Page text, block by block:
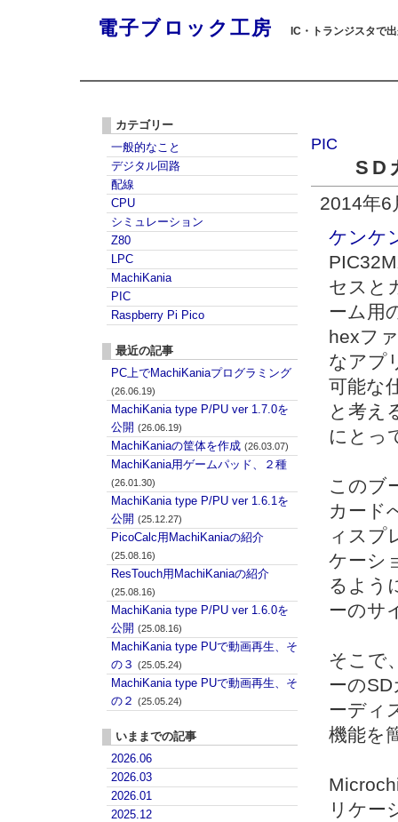
電子ブロック工房 IC・トランジスタで
PIC
SD
2014年6
ケンケ
セスと
ーム用
hexフ
なアプ
可能な
と考え
にとっ
このブ
カード
ィスプ
ケーシ
るよう
ーのサ
そこで
ーの
ーディ
機能を
リケー
カテゴリー
一般的なこと
デジタル回路
配線
CPU
シミュレーション
Z80
LPC
MachiKania
PIC
Raspberry Pi Pico
最近の記事
PC上でMachiKaniaプログラミング
(26.06.19)
MachiKania type P/PU ver 1.7.0を
公開 (26.06.19)
MachiKaniaの筐体を作成 (26.03.07)
MachiKania用ゲームパッド、２種
(26.01.30)
MachiKania type P/PU ver 1.6.1を
公開 (25.12.27)
PicoCalc用MachiKaniaの紹介
(25.08.16)
ResTouch用MachiKaniaの紹介
(25.08.16)
MachiKania type P/PU ver 1.6.0を
公開 (25.08.16)
MachiKania type PUで動画再生、そ
の３ (25.05.24)
MachiKania type PUで動画再生、そ
の２ (25.05.24)
いままでの記事
2026.06
2026.03
2026.01
2025.12